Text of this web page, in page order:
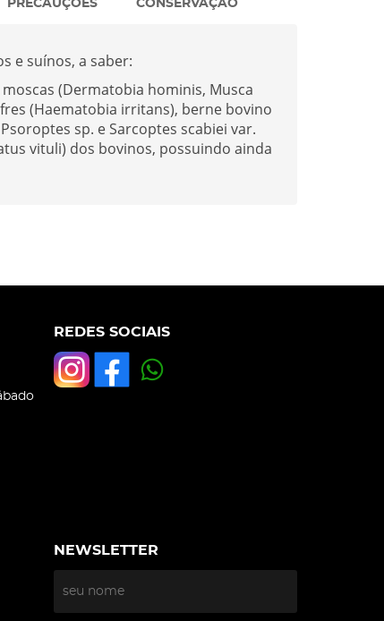
PRECAUÇÕES CONSERVAÇÃO
e suínos, a saber:
(Dermatobia hominis, Musca
(Haematobia irritans), berne bovino
sp. e Sarcoptes scabiei var.
vituli) dos bovinos, possuindo ainda
REDES SOCIAIS
NEWSLETTER